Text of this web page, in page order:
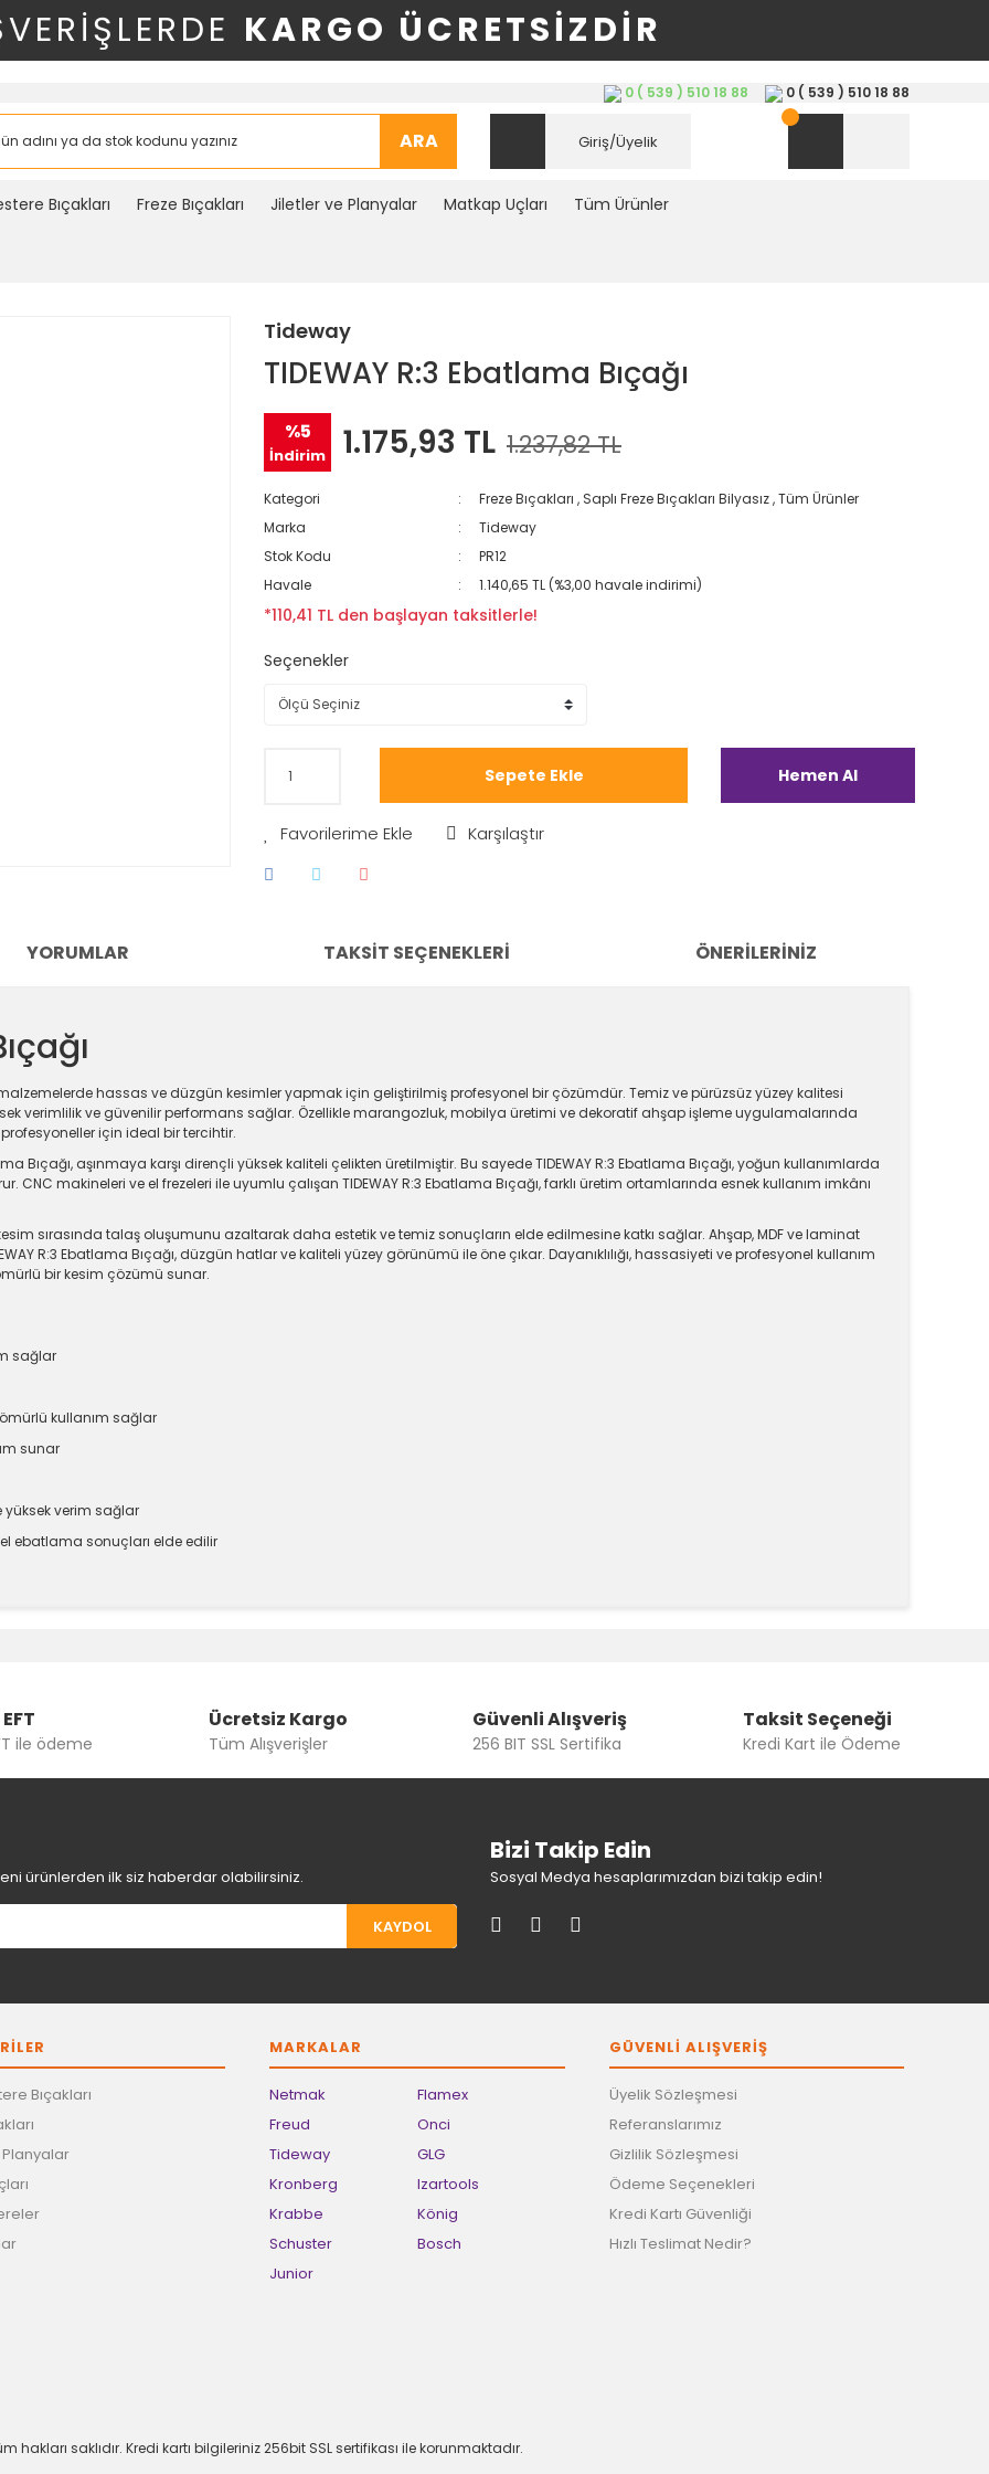
KARGO ÜCRETSİZDİR
0 ( 539 ) 510 18 88 0 ( 539 ) 510 18 88
ARA Giriş/Üyelik
Bıçakları Freze Bıçakları Jiletler ve Planyalar Matkap Uçları Tüm Ürünler
Tideway
TIDEWAY R:3 Ebatlama Bıçağı
%5
İndirim 1.175,93 TL 1.237,82 TL
Kategori Freze Bıçakları , Saplı Freze Bıçakları Bilyasız ,Tüm Ürünler
Marka
Tideway
Stok Kodu
PR12
Havale
1.140,65 TL (%3,00 havale indirimi)
*110,41 TL den başlayan taksitlerle!
Seçenekler
Sepete Ekle Hemen Al
Karşılaştır
YORUMLAR TAKSIT SEÇENEKLERI ÖNERILERINIZ
malzemelerde hassas ve düzgün kesimler yapmak için geliştirilmiş profesyonel bir çözümdür. Temiz ve pürüzsüz yüzey kalitesi
verimlilik ve güvenilir performans sağlar. Özellikle marangozluk, mobilya üretimi ve dekoratif ahşap işleme uygulamalarında
için ideal bir tercihtir.
Bıçağı, aşınmaya karşı dirençli yüksek kaliteli çelikten üretilmiştir. Bu sayede TIDEWAY R:3 Ebatlama Bıçağı, yoğun kullanımlarda
makineleri ve el frezeleri ile uyumlu çalışan TIDEWAY R:3 Ebatlama Bıçağı, farklı üretim ortamlarında esnek kullanım imkânı
sırasında talaş oluşumunu azaltarak daha estetik ve temiz sonuçların elde edilmesine katkı sağlar. Ahşap, MDF ve laminat
R:3 Ebatlama Bıçağı, düzgün hatlar ve kaliteli yüzey görünümü ile öne çıkar. Dayanıklılığı, hassasiyeti ve profesyonel kullanım
bir kesim çözümü sunar.
sağlar
kullanım sağlar
sunar
verim sağlar
ebatlama sonuçları elde edilir
Yorum Yaz
Gönder
ile ödeme
Ücretsiz Kargo
Tüm Alışverişler
Güvenli Alışveriş
256 BIT SSL Sertifika
Taksit Seçeneği
Kredi Kart ile Ödeme
ürünlerden ilk siz haberdar olabilirsiniz.
KAYDOL
Bizi Takip Edin
Sosyal Medya hesaplarımızdan bizi takip edin!
Bıçakları
MARKALAR
Netmak
Freud
Tideway
Kronberg
Krabbe
Schuster
Junior
Flamex
Onci
GLG
Izartools
König
Bosch
GÜVENLİ ALIŞVERİŞ
Üyelik Sözleşmesi
Referanslarımız
Gizlilik Sözleşmesi
Ödeme Seçenekleri
Kredi Kartı Güvenliği
Hızlı Teslimat Nedir?
hakları saklıdır. Kredi kartı bilgileriniz 256bit SSL sertifikası ile korunmaktadır.